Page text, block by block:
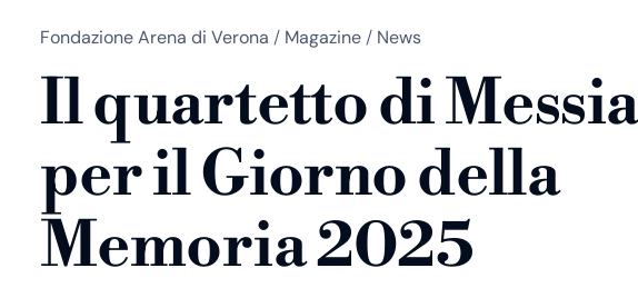
Fondazione Arena di Verona / Magazine/ News
Il quartetto di
per il Giorno della
Memoria 2025